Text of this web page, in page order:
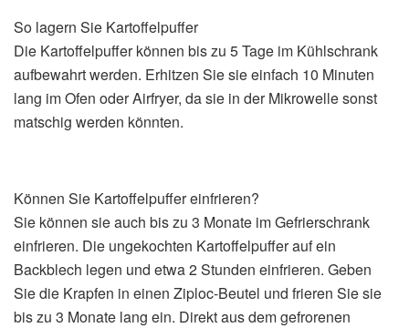
So lagern Sie Kartoffelpuffer
Die Kartoffelpuffer können bis zu 5 Tage im Kühlschrank
aufbewahrt werden. Erhitzen Sie sie einfach 10 Minuten
lang im Ofen oder Airfryer, da sie in der Mikrowelle sonst
matschig werden könnten.
Können Sie Kartoffelpuffer einfrieren?
Sie können sie auch bis zu 3 Monate im Gefrierschrank
einfrieren. Die ungekochten Kartoffelpuffer auf ein
Backblech legen und etwa 2 Stunden einfrieren. Geben
Sie die Krapfen in einen Ziploc-Beutel und frieren Sie sie
bis zu 3 Monate lang ein. Direkt aus dem gefrorenen